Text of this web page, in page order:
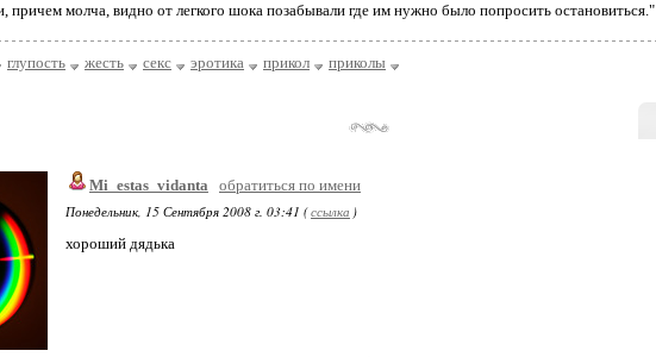
причем молча, видно от легкого шока позабывали где им нужно было попросить остановиться."
глупость жесть секс эротика прикол приколы
Mi_estas_vidanta
обратиться по имени
Понедельник, 15 Сентября 2008 г. 03:41 (ссылка )
хороший дядька